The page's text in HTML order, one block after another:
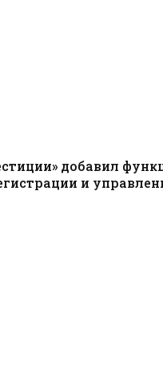
добавил
и